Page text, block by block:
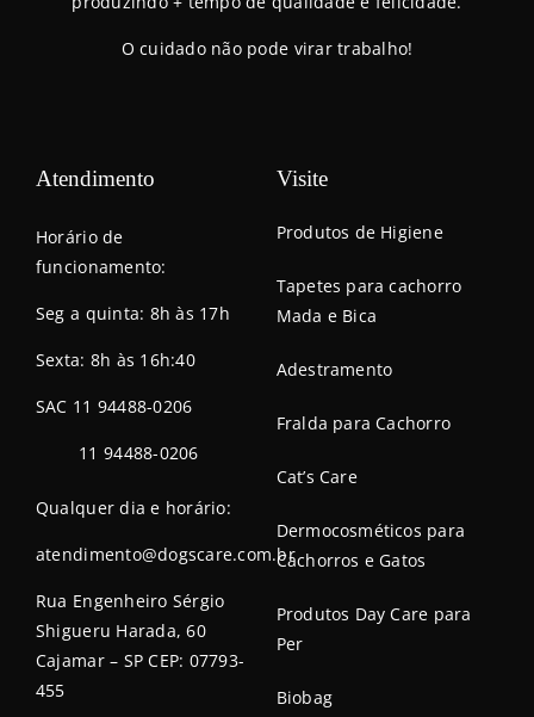
O cuidado não pode virar trabalho!
Atendimento
Horário de
funcionamento:
Seg a quinta: 8h às 17h
Sexta: 8h às 16h:40
SAC 11 94488-0206
11 94488-0206
Qualquer dia e horário:
atendimento@dogscare.com.br
Rua Engenheiro Sérgio
Shigueru Harada, 60
Cajamar – SP CEP: 07793-
455
Visite
Produtos de Higiene
Tapetes para cachorro
Mada e Bica
Adestramento
Fralda para Cachorro
Cat’s Care
Dermocosméticos para
Cachorros e Gatos
Produtos Day Care para
Per
Biobag